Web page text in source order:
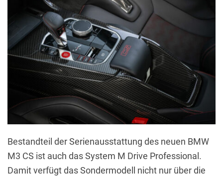
Bestandteil der Serienausstattung des neuen BMW
M3 CS ist auch das System M Drive Professional.
Damit verfügt das Sondermodell nicht nur über die